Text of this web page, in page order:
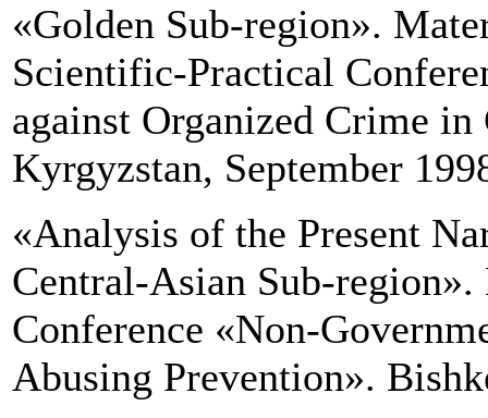
«Golden Sub-region».
Scientific-Practical
against Organized Crime
Kyrgyzstan, September
«Analysis of the Present
Central-Asian Sub-
Conference «Non-
Abusing Prevention».